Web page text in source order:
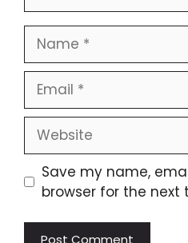
Name
Email
Website
Save my name,
browser for the next